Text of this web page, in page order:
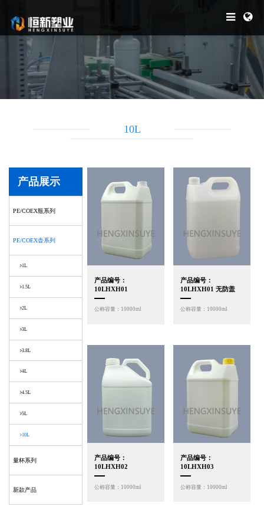
10L
产品展示
PE/COEX瓶系列
PE/COEX壶系列
1L
1.5L
2L
3L
3.8L
4L
4.5L
5L
10L
量杯系列
新款产品
产品编号：
10LHXH01
公称容量：10000ml
产品编号：
10LHXH01 无防盖
公称容量：10000ml
产品编号：
10LHXH02
公称容量：10000ml
产品编号：
10LHXH03
公称容量：10000ml